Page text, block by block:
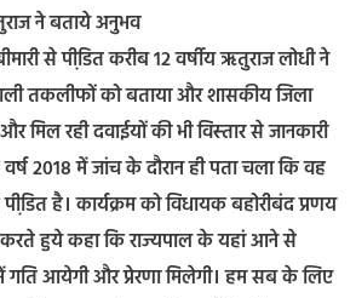
ने बताये अनुभव
से पीडि़त करीब 12 वर्षीय ऋतुराज लोधी ने
तकलीफों को बताया और शासकीय जिला
मिल रही दवाईयों की भी विस्‍तार से जानकारी
2018 में जांच के दौरान ही पता चला कि वह
है। कार्यक्रम को विधायक बहोरीबंद प्रणय
करते हुये कहा कि राज्‍यपाल के यहां आने से
गति आयेगी और प्रेरणा मिलेगी। हम सब के लिए